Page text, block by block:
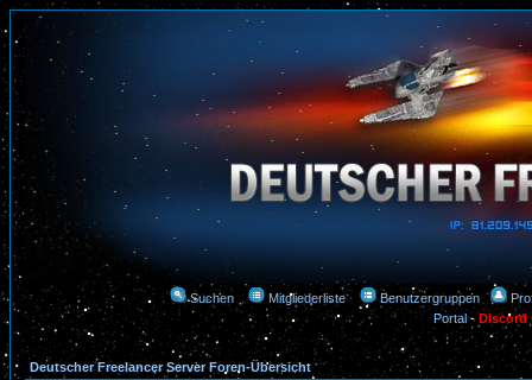
Suchen Mitgliederliste Benutzergruppen
Portal-Discord
Deutscher Freelancer Server Foren-Übersicht